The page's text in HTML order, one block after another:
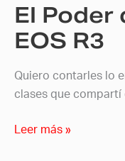
El Poder
EOS R3
Quiero contarles lo
clases que compartí
Leer más »